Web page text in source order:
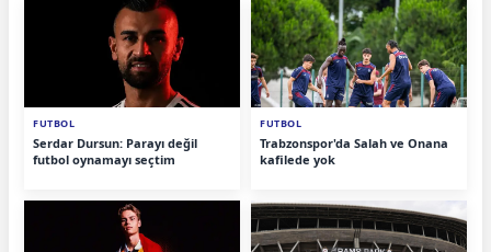
FUTBOL
Serdar Dursun: Parayı değil
futbol oynamayı seçtim
FUTBOL
Trabzonspor'da Salah ve Onana
kafilede yok